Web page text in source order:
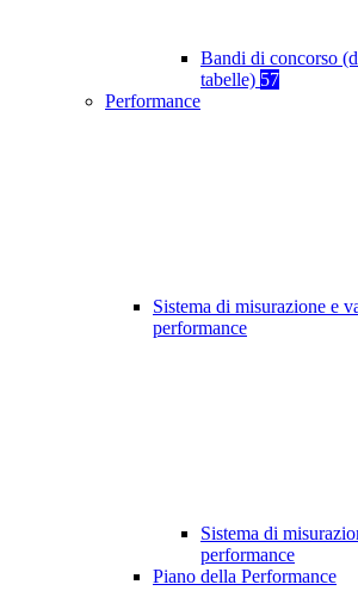
Bandi di concorso
tabelle) 57
Performance
Sistema di misurazione e
performance
Sistema di
performance
Piano della Performance